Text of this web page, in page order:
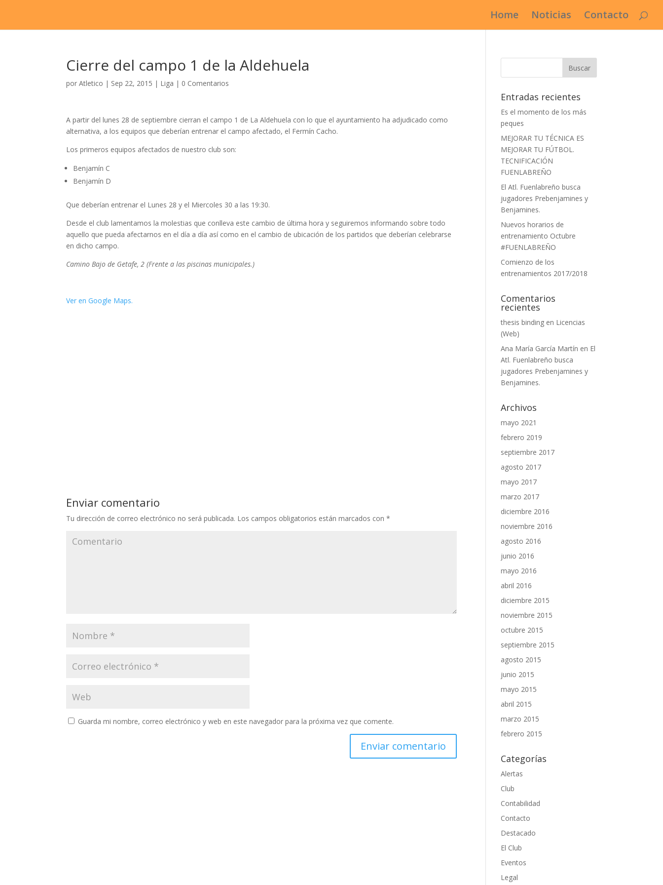
Home Noticias Contacto
Cierre del campo 1 de la Aldehuela
porAtletico | Sep 22, 2015 | Liga | 0 Comentarios
A partir del lunes 28 de septiembre cierran el campo 1 de La Aldehuela con lo que el ayuntamiento ha adjudicado como
alternativa, a los equipos que deberían entrenar el campo afectado, el Fermín Cacho.
Los primeros equipos afectados de nuestro club son:
Benjamín C
Benjamín D
Que deberían entrenar el Lunes 28 y el Miercoles 30 a las 19:30.
Desde el club lamentamos la molestias que conlleva este cambio de última hora y seguiremos informando sobre todo
aquello que pueda afectarnos en el día a día así como en el cambio de ubicación de los partidos que deberían celebrarse
en dicho campo.
Camino Bajo de Getafe, 2 (Frente a las piscinas municipales.)
Ver en Google Maps.
Enviar comentario
Tu dirección de correo electrónico no será publicada. Los campos obligatorios están marcados con*
Guarda mi nombre, correo electrónico y web en este navegador para la próxima vez que comente.
Entradas recientes
Es el momento de los más
peques
MEJORAR TU TÉCNICA ES
MEJORAR TU FÚTBOL.
TECNIFICACIÓN
FUENLABREÑO
El Atl. Fuenlabreño busca
jugadores Prebenjamines y
Benjamines.
Nuevos horarios de
entrenamiento Octubre
#FUENLABREÑO
Comienzo de los
entrenamientos 2017/2018
Comentarios
recientes
thesis binding en Licencias
(Web)
Ana María García Martín en El
Atl. Fuenlabreño busca
jugadores Prebenjamines y
Benjamines.
Archivos
mayo 2021
febrero 2019
septiembre 2017
agosto 2017
mayo 2017
marzo 2017
diciembre 2016
noviembre 2016
agosto 2016
junio 2016
mayo 2016
abril 2016
diciembre 2015
noviembre 2015
octubre 2015
septiembre 2015
agosto 2015
junio 2015
mayo 2015
abril 2015
marzo 2015
febrero 2015
Categorías
Alertas
Club
Contabilidad
Contacto
Destacado
El Club
Eventos
Legal